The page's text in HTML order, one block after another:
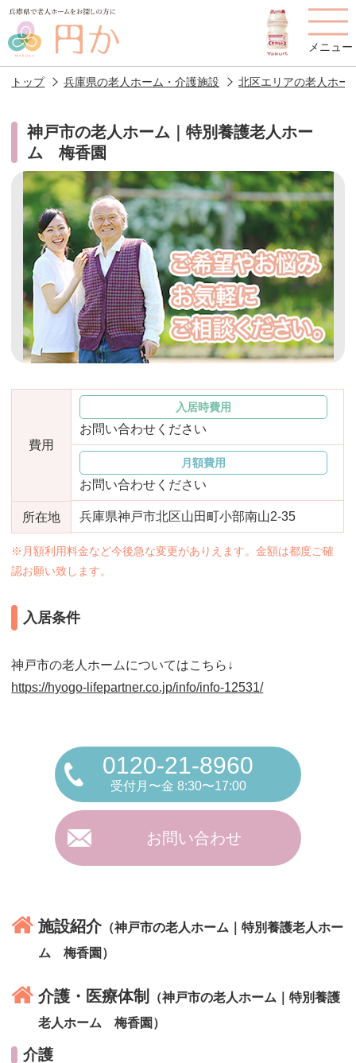
メニュー
老人ホームを
探す
施設選びのポイント 施設をお探しの方へ
老人ホームの種類 よくあるご質問
スタッフ紹介 アクセス
相談者様の声 お役立ち情報
トップ 兵庫県の老人ホーム・介護施設 北区エリアの老人ホー
神戸市の老人ホーム｜特別養護老人ホー
ム 梅香園
費用
入居時費用
お問い合わせください
月額費用
お問い合わせください
所在地 兵庫県神戸市北区山田町小部南山2-35
※月額利用料金など今後急な変更がありえます。金額は都度ご確
認お願い致します。
入居条件
神戸市の老人ホームについてはこちら↓
https://hyogo-lifepartner.co.jp/info/info-12531/
0120-21-8960
受付月〜金 8:30〜17:00
お問い合わせ
施設紹介（神戸市の老人ホーム｜特別養護老人ホー
ム 梅香園）
介護・医療体制
（神戸市の老人ホーム｜特別養護
老人ホーム 梅香園）
介護